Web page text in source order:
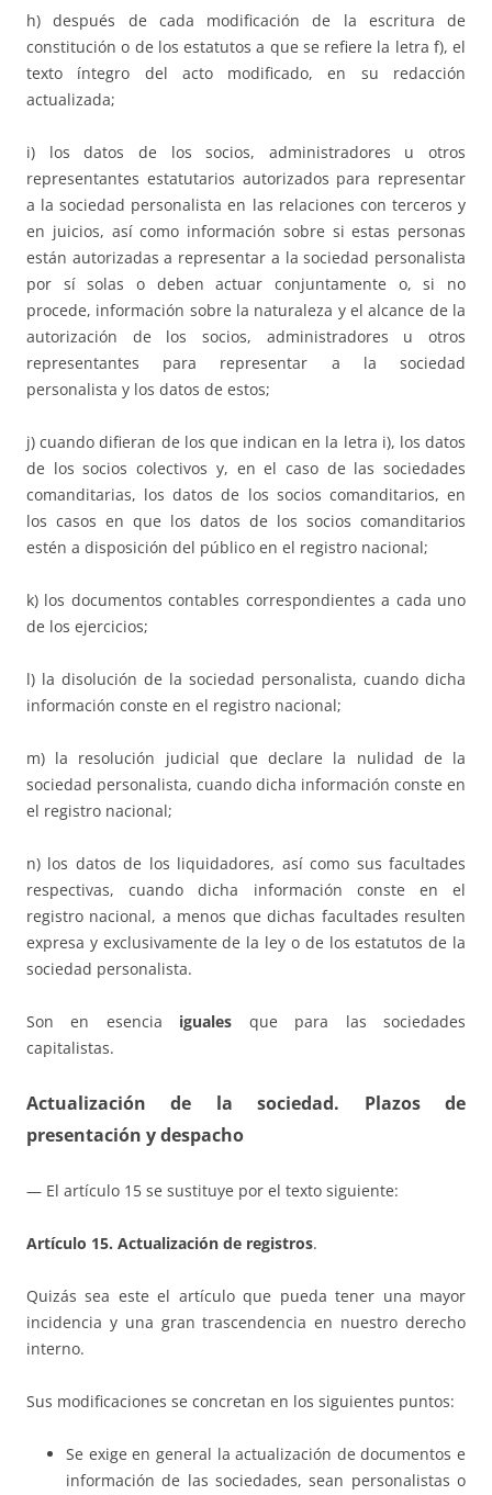
h) después de cada modificación de la escritura de
constitución o de los estatutos a que se refiere la letra f), el
texto íntegro del acto modificado, en su redacción
actualizada;
i) los datos de los socios, administradores u otros
representantes estatutarios autorizados para representar
a la sociedad personalista en las relaciones con terceros y
en juicios, así como información sobre si estas personas
están autorizadas a representar a la sociedad personalista
por sí solas o deben actuar conjuntamente o, si no
procede, información sobre la naturaleza y el alcance de la
autorización de los socios, administradores u otros
representantes para representar a la sociedad
personalista y los datos de estos;
j) cuando difieran de los que indican en la letra i), los datos
de los socios colectivos y, en el caso de las sociedades
comanditarias, los datos de los socios comanditarios, en
los casos en que los datos de los socios comanditarios
estén a disposición del público en el registro nacional;
k) los documentos contables correspondientes a cada uno
de los ejercicios;
l) la disolución de la sociedad personalista, cuando dicha
información conste en el registro nacional;
m) la resolución judicial que declare la nulidad de la
sociedad personalista, cuando dicha información conste en
el registro nacional;
n) los datos de los liquidadores, así como sus facultades
respectivas, cuando dicha información conste en el
registro nacional, a menos que dichas facultades resulten
expresa y exclusivamente de la ley o de los estatutos de la
sociedad personalista.
Son en esencia iguales que para las sociedades
capitalistas.
Actualización de la sociedad. Plazos de
presentación y despacho
— El artículo 15 se sustituye por el texto siguiente:
Artículo 15. Actualización de registros.
Quizás sea este el artículo que pueda tener una mayor
incidencia y una gran trascendencia en nuestro derecho
interno.
Sus modificaciones se concretan en los siguientes puntos:
Se exige en general la actualización de documentos e
información de las sociedades, sean personalistas o